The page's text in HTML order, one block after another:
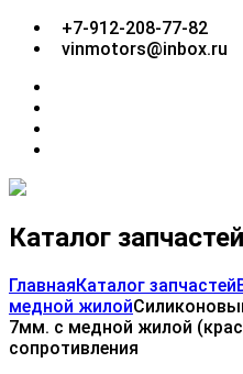
Перейти+7-912-208-77-82
vinmotors@inbox.ru
Каталог запчастей
ГлавнаяКаталог запчастей
медной жилой
7мм. с медной жилой
сопротивления